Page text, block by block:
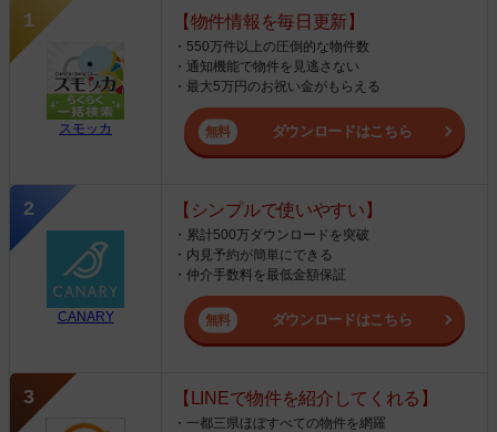
スモッカ
【物件情報を毎日更新】
・550万件以上の圧倒的な物件数
・通知機能で物件を見逃さない
・最大5万円のお祝い金がもらえる
ダウンロードはこちら
CANARY
【シンプルで使いやすい】
・累計500万ダウンロードを突破
・内見予約が簡単にできる
・仲介手数料を最低金額保証
ダウンロードはこちら
【LINEで物件を紹介してくれる】
・一都三県ほぼすべての物件を網羅